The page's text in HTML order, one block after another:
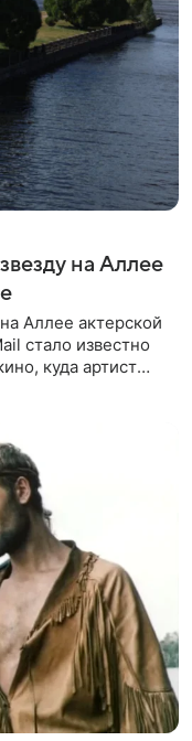
на Аллее
Аллее актерской
стало известно
куда артист